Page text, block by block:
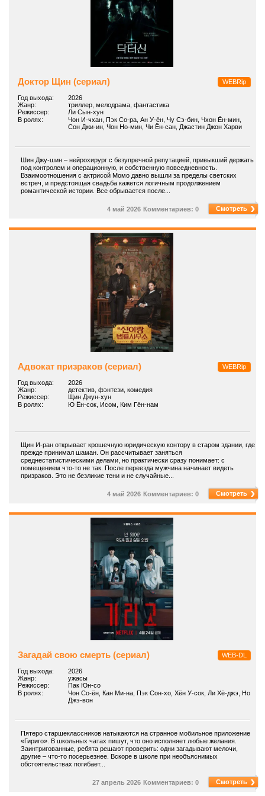
Доктор Щин (сериал) WEBRip
Год выхода:
2026
Жанр:
триллер, мелодрама, фантастика
Режиссер:
Ли Сын-хун
В ролях:
Чон И-чхан, Пэк Со-ра, Ан У-ён, Чу Сэ-бин, Чхон Ён-мин,
Сон Джи-ин, Чон Но-мин, Чи Ён-сан, Джастин Джон Харви
Шин Джу-шин – нейрохирург с безупречной репутацией, привыкший держать
под контролем и операционную, и собственную повседневность.
Взаимоотношения с актрисой Момо давно вышли за пределы светских
встреч, и предстоящая свадьба кажется логичным продолжением
романтической истории. Все обрывается после...
4 май 2026 Комментариев: 0 Смотреть
Адвокат призраков (сериал) WEBRip
Год выхода:
2026
Жанр:
детектив, фэнтези, комедия
Режиссер:
Щин Джун-хун
В ролях:
Ю Ён-сок, Исом, Ким Гён-нам
Щин И-ран открывает крошечную юридическую контору в старом здании, где
прежде принимал шаман. Он рассчитывает заняться
среднестатистическими делами, но практически сразу понимает: с
помещением что-то не так. После переезда мужчина начинает видеть
призраков. Это не безликие тени и не случайные...
4 май 2026 Комментариев: 0 Смотреть
Загадай свою смерть (сериал) WEB-DL
Год выхода:
2026
Жанр:
ужасы
Режиссер:
Пак Юн-со
В ролях:
Чон Со-ён, Кан Ми-на, Пэк Сон-хо, Хён У-сок, Ли Хё-джэ, Но
Джэ-вон
Пятеро старшеклассников натыкаются на странное мобильное приложение
«Гириго». В школьных чатах пишут, что оно исполняет любые желания.
Заинтригованные, ребята решают проверить: одни загадывают мелочи,
другие – что-то посерьезнее. Вскоре в школе при необъяснимых
обстоятельствах погибает...
27 апрель 2026 Комментариев: 0 Смотреть